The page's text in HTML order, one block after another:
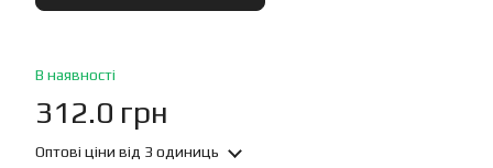
В наявності
312.0 грн
Оптові ціни від 3 одиниць